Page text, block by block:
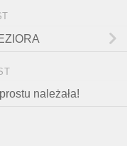
należała!